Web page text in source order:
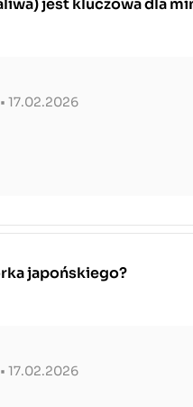
jest kluczowa dla
• 17.02.2026
japońskiego?
• 17.02.2026